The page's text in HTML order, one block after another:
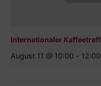
Internationaler Kaffeetreff
August 11 @ 10:00 - 12:00